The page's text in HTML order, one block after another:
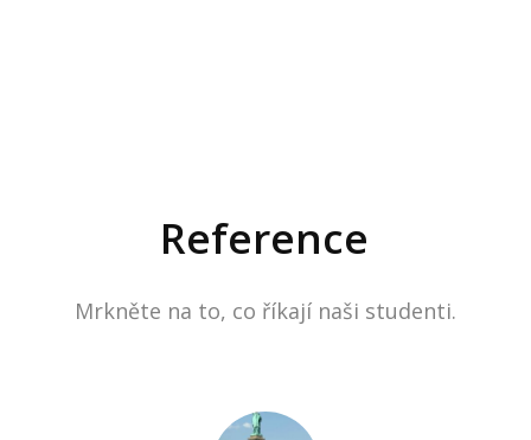
Reference
Mrkněte na to, co říkají naši studenti.